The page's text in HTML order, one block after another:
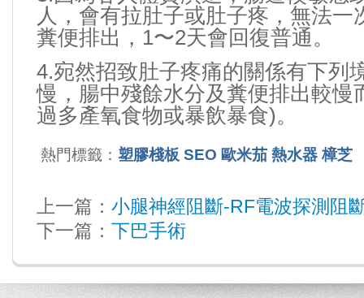
人，會有拉肚子或肚子疼，無法一
糞便排出， 1〜2天會回復普通。
4.宛然招致肚子疼痛的關係有下列
慢，腸中殘餘水分及糞便排出較慢
過多產氧食物或暴飲暴食)。
熱門標籤： 塑膠棧板 SEO 歐米茄 熱水器 樟芝
上一篇： 小腿神經阻斷-RF電波探測阻
下一篇： 下巴手術